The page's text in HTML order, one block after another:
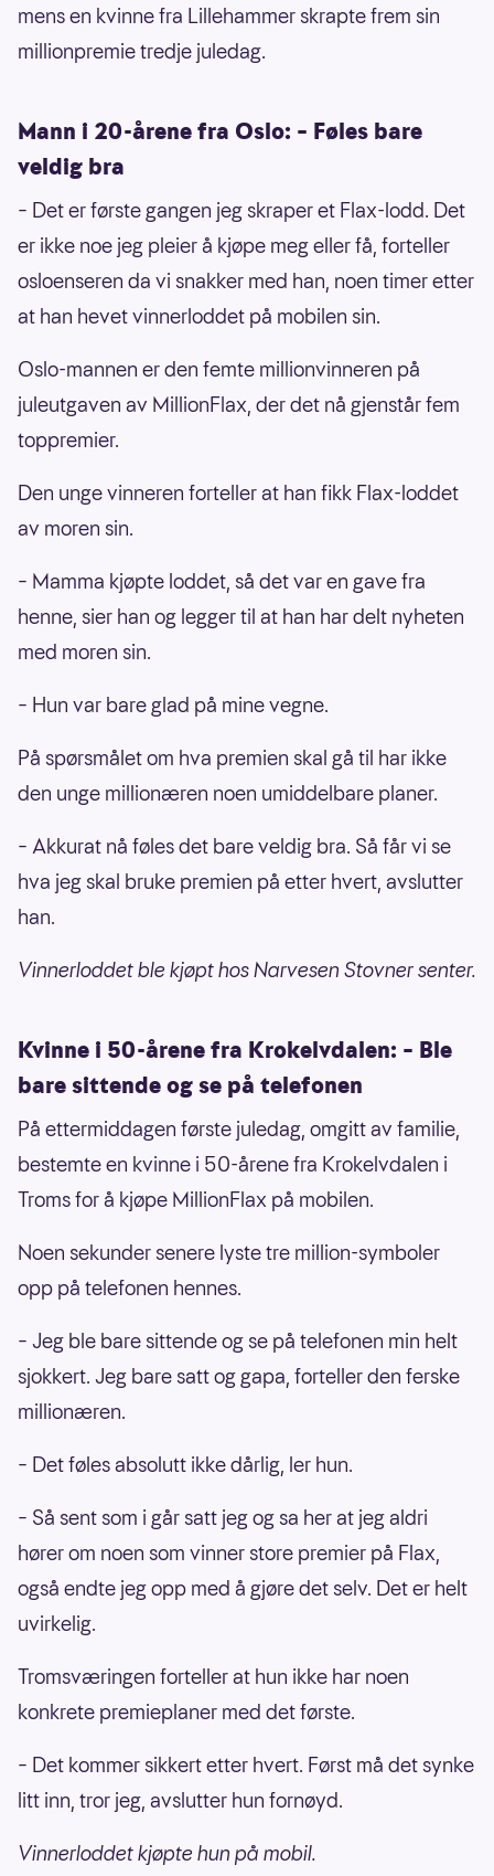
mens en kvinne fra Lillehammer skrapte frem sin
millionpremie tredje juledag.
Mann i 20-årene fra Oslo: – Føles bare
veldig bra
– Det er første gangen jeg skraper et Flax-lodd. Det
er ikke noe jeg pleier å kjøpe meg eller få, forteller
osloenseren da vi snakker med han, noen timer etter
at han hevet vinnerloddet på mobilen sin.
Oslo-mannen er den femte millionvinneren på
juleutgaven av MillionFlax, der det nå gjenstår fem
toppremier.
Den unge vinneren forteller at han fikk Flax-loddet
av moren sin.
– Mamma kjøpte loddet, så det var en gave fra
henne, sier han og legger til at han har delt nyheten
med moren sin.
– Hun var bare glad på mine vegne.
På spørsmålet om hva premien skal gå til har ikke
den unge millionæren noen umiddelbare planer.
– Akkurat nå føles det bare veldig bra. Så får vi se
hva jeg skal bruke premien på etter hvert, avslutter
han.
Vinnerloddet ble kjøpt hos Narvesen Stovner senter.
Kvinne i 50-årene fra Krokelvdalen: – Ble
bare sittende og se på telefonen
På ettermiddagen første juledag, omgitt av familie,
bestemte en kvinne i 50-årene fra Krokelvdalen i
Troms for å kjøpe MillionFlax på mobilen.
Noen sekunder senere lyste tre million-symboler
opp på telefonen hennes.
– Jeg ble bare sittende og se på telefonen min helt
sjokkert. Jeg bare satt og gapa, forteller den ferske
millionæren.
– Det føles absolutt ikke dårlig, ler hun.
– Så sent som i går satt jeg og sa her at jeg aldri
hører om noen som vinner store premier på Flax,
også endte jeg opp med å gjøre det selv. Det er helt
uvirkelig.
Tromsværingen forteller at hun ikke har noen
konkrete premieplaner med det første.
– Det kommer sikkert etter hvert. Først må det synke
litt inn, tror jeg, avslutter hun fornøyd.
Vinnerloddet kjøpte hun på mobil.